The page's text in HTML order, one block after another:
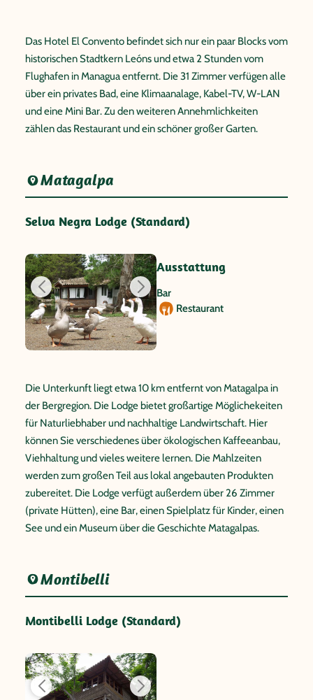
Das Hotel El Convento befindet sich nur ein paar Blocks vom
historischen Stadtkern Leóns und etwa 2 Stunden vom
Flughafen in Managua entfernt. Die 31 Zimmer verfügen alle
über ein privates Bad, eine Klimaanalage, Kabel-TV, W-LAN
und eine Mini Bar. Zu den weiteren Annehmlichkeiten
zählen das Restaurant und ein schöner großer Garten.
Matagalpa
Selva Negra Lodge (Standard)
Ausstattung
Bar
Restaurant
Die Unterkunft liegt etwa 10 km entfernt von Matagalpa in
der Bergregion. Die Lodge bietet großartige Möglichekeiten
für Naturliebhaber und nachhaltige Landwirtschaft. Hier
können Sie verschiedenes über ökologischen Kaffeeanbau,
Viehhaltung und vieles weitere lernen. Die Mahlzeiten
werden zum großen Teil aus lokal angebauten Produkten
zubereitet. Die Lodge verfügt außerdem über 26 Zimmer
(private Hütten), eine Bar, einen Spielplatz für Kinder, einen
See und ein Museum über die Geschichte Matagalpas.
Montibelli
Montibelli Lodge (Standard)